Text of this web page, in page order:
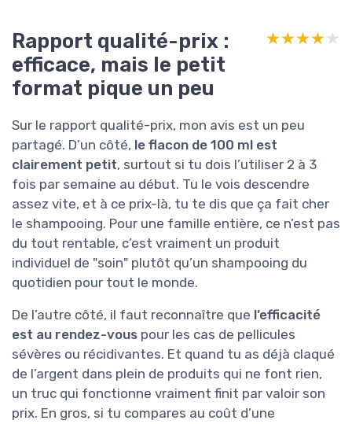
Rapport qualité-prix :
efficace, mais le petit
format pique un peu
★★★★★
★★★★★
Sur le rapport qualité-prix, mon avis est un peu
partagé. D’un côté, le flacon de 100 ml est
clairement petit, surtout si tu dois l’utiliser 2 à 3
fois par semaine au début. Tu le vois descendre
assez vite, et à ce prix-là, tu te dis que ça fait cher
le shampooing. Pour une famille entière, ce n’est pas
du tout rentable, c’est vraiment un produit
individuel de "soin" plutôt qu’un shampooing du
quotidien pour tout le monde.
De l’autre côté, il faut reconnaître que l’efficacité
est au rendez-vous pour les cas de pellicules
sévères ou récidivantes. Et quand tu as déjà claqué
de l’argent dans plein de produits qui ne font rien,
un truc qui fonctionne vraiment finit par valoir son
prix. En gros, si tu compares au coût d’une